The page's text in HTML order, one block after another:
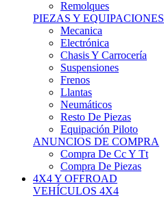
Remolques
PIEZAS Y EQUIPACIONES
Mecanica
Electrónica
Chasis Y Carrocería
Suspensiones
Frenos
Llantas
Neumáticos
Resto De Piezas
Equipación Piloto
ANUNCIOS DE COMPRA
Compra De Cc Y Tt
Compra De Piezas
4X4 Y OFFROAD
VEHÍCULOS 4X4